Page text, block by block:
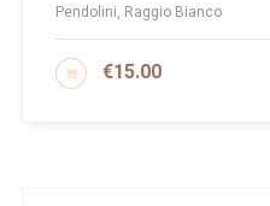
Pendolini, Raggio Bianco
€15.00
AGGIUNGI AL CARRELLO